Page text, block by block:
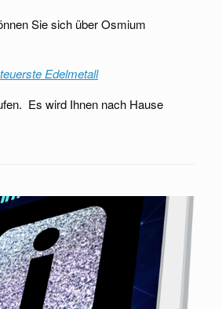
Sie sich über Osmium
Edelmetall
Es wird Ihnen nach Hause